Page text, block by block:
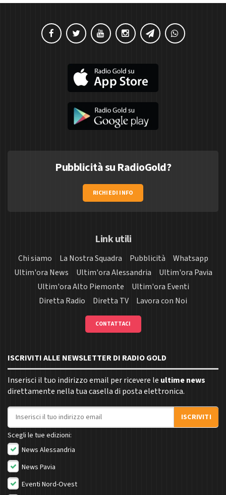
Pubblicità su RadioGold?
RICHIEDI INFO
Link utili
Chi siamo La Nostra Squadra Pubblicità
Whatsapp
Ultim'ora News
Ultim'ora Alessandria
Ultim'ora Pavia
Ultim'ora Alto Piemonte
Ultim'ora Eventi
Diretta Radio
Diretta TV Lavora con Noi
CONTATTACI
ISCRIVITI ALLE NEWSLETTER DI RADIO GOLD
Inserisci il tuo indirizzo email per ricevere le ultime news
direttamente nella tua casella di posta elettronica.
Indirizzo email
ISCRIVITI
Scegli le tue edizioni:
News Alessandria
News Pavia
Eventi Nord-Ovest